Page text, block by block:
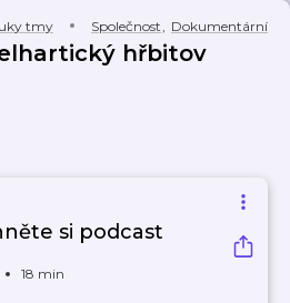
tmy Společnost, Dokumentární
hřbitov
si podcast
18 min